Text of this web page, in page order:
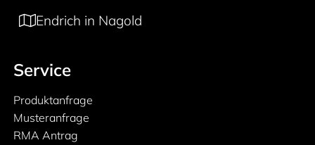
Endrich in Nagold
Service
Produktanfrage
Musteranfrage
RMA Antrag